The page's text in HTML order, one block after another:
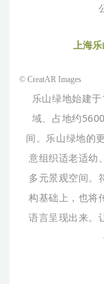
上海乐
© CreatAR Images
乐山绿地始建
域、占地约
间。乐山绿地的
意组织适老适幼
多元景观空间。
构基础上，也将
语言呈现出来。